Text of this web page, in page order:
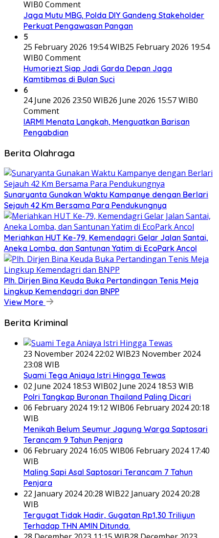
WIB0 Comment
Jaga Mutu MBG, Polda DIY Gandeng Stakeholder
Perkuat Pengawasan Pangan
5
25 February 2026 19:54 WIB25 February 2026 19:54
WIB0 Comment
Humoriezt Siap Jadi Garda Depan Jaga
Kamtibmas di Bulan Suci
6
24 June 2026 23:50 WIB26 June 2026 15:57 WIB0
Comment
IARMI Menata Langkah, Menguatkan Barisan
Pengabdian
Berita Olahraga
Sunaryanta Gunakan Waktu Kampanye dengan Berlari
Sejauh 42 Km Bersama Para Pendukungnya
Meriahkan HUT Ke-79, Kemendagri Gelar Jalan Santai,
Aneka Lomba, dan Santunan Yatim di EcoPark Ancol
Plh. Dirjen Bina Keuda Buka Pertandingan Tenis Meja
Lingkup Kemendagri dan BNPP
View More
Berita Kriminal
23 November 2024 22:02 WIB23 November 2024
23:08 WIB
Suami Tega Aniaya Istri Hingga Tewas
02 June 2024 18:53 WIB02 June 2024 18:53 WIB
Polri Tangkap Buronan Thailand Paling Dicari
06 February 2024 19:12 WIB06 February 2024 20:18
WIB
Menikah Belum Seumur Jagung Warga Saptosari
Terancam 9 Tahun Penjara
06 February 2024 16:05 WIB06 February 2024 17:40
WIB
Maling Sapi Asal Saptosari Terancam 7 Tahun
Penjara
22 January 2024 20:28 WIB22 January 2024 20:28
WIB
Tergugat Tidak Hadir, Gugatan Rp1,30 Triliyun
Terhadap THN AMIN Ditunda.